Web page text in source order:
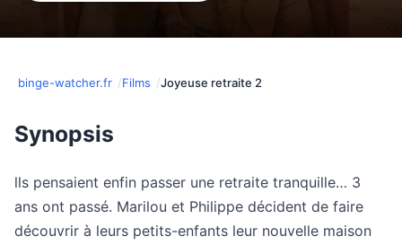
binge-watcher.fr Films Joyeuse retraite 2
Synopsis
lls pensaient enfin passer une retraite tranquille… 3
ans ont passé. Marilou et Philippe décident de faire
découvrir à leurs petits-enfants leur nouvelle maison